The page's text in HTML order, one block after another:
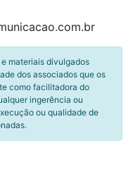
materiais divulgados
dos associados que os
como facilitadora do
ingerência ou
ou qualidade de